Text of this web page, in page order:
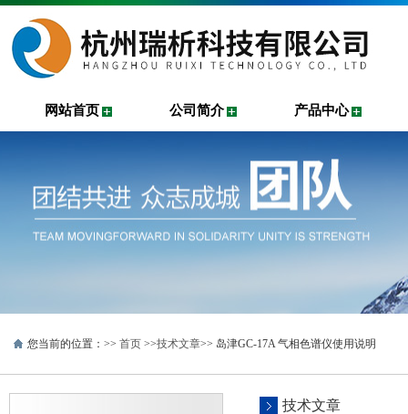
网站首页 公司简介 产品中心
您当前的位置：>> 首页 >>技术文章>> 岛津GC-17A 气相色谱仪使用说明
技术文章